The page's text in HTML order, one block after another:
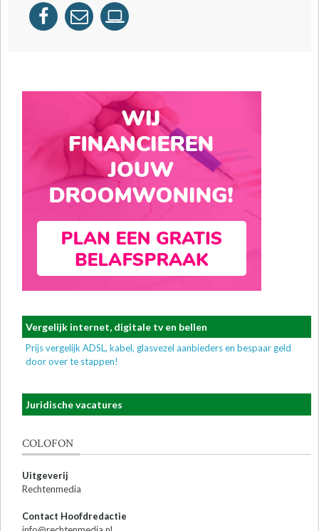
Vergelijk internet, digitale tv en bellen
Prijs vergelijk ADSL, kabel, glasvezel aanbieders en bespaar geld
door over te stappen!
Juridische vacatures
COLOFON
Uitgeverij
Rechtenmedia
Contact Hoofdredactie